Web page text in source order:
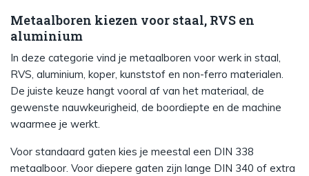
Metaalboren kiezen voor staal, RVS en
aluminium
In deze categorie vind je metaalboren voor werk in staal,
RVS, aluminium, koper, kunststof en non-ferro materialen.
De juiste keuze hangt vooral af van het materiaal, de
gewenste nauwkeurigheid, de boordiepte en de machine
waarmee je werkt.
Voor standaard gaten kies je meestal een DIN 338
metaalboor. Voor diepere gaten zijn lange DIN 340 of extra